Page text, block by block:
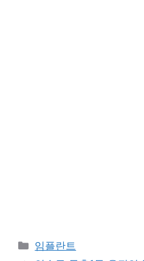
카
테
임플란트